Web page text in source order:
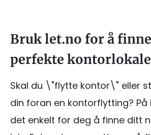
Bruk let.no for å
perfekte
Skal du \"flytte kontor\" eller
din foran en kontorflytting? På
det enkelt for deg å finne ditt